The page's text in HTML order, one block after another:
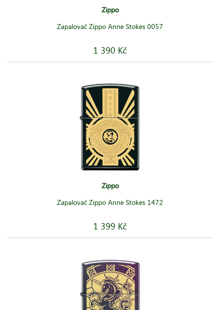
Zippo
Zapalovač Zippo Anne Stokes 0057
1 390 Kč
Zippo
Zapalovač Zippo Anne Stokes 1472
1 399 Kč